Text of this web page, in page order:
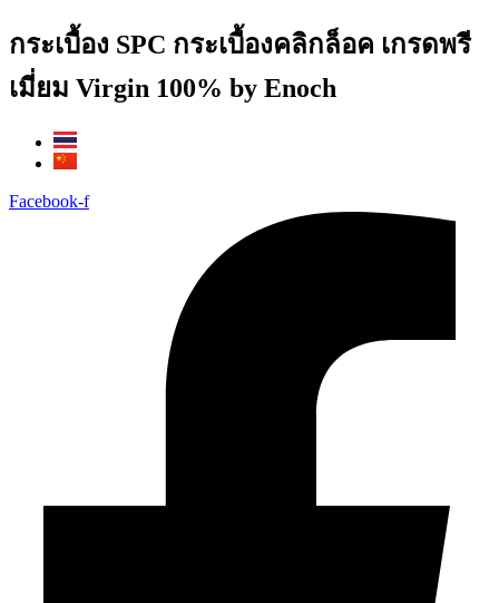
to
content
กระเบื้อง SPC กระเบื้องคลิกล็อค เกรดพรี
เมี่ยม Virgin 100% by Enoch
Facebook-f